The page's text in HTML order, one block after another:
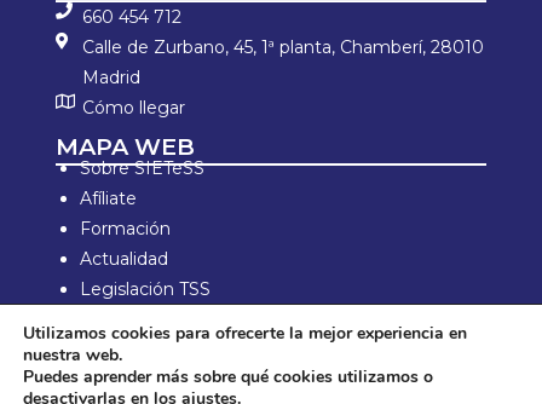
660 454 712
Calle de Zurbano, 45, 1ª planta, Chamberí, 28010
Madrid
Cómo llegar
MAPA WEB
Sobre SIETeSS
Afíliate
Formación
Actualidad
Legislación TSS
Información laboral
Zona de Socios
Utilizamos cookies para ofrecerte la mejor experiencia en
nuestra web.
Puedes aprender más sobre qué cookies utilizamos o
desactivarlas en los ajustes.